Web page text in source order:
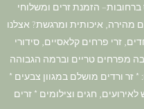
הזמנת זרים ומשלוחי
מהירה, איכותית ומרגשת? אצלנו
זרי פרחים קלאסיים, סידורי
מפרחים טריים וברמה הגבוהה
זר ורדים מושלם במגוון צבעים *
חגים וצילומים * זרים